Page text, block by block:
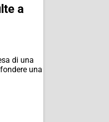
a
di una
una